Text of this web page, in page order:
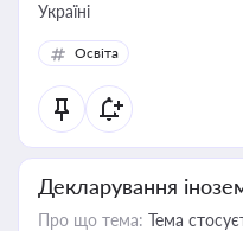
Україні
Освіта
Декларування
Про що тема: Тема